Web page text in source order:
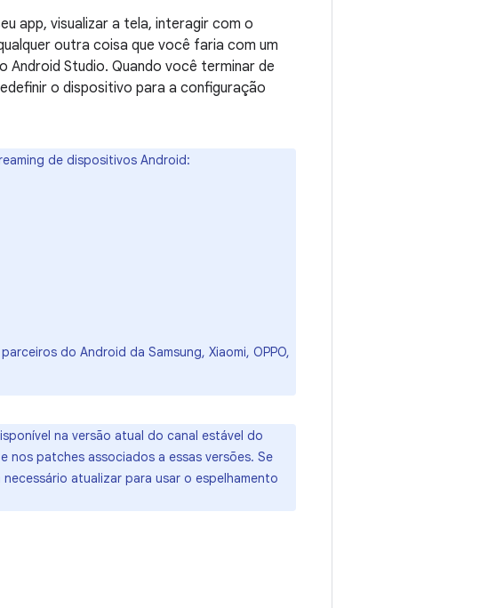
app, visualizar a tela, interagir com o
outra coisa que você faria com um
Android Studio. Quando você terminar de
o dispositivo para a configuração
de dispositivos Android:
do Android da Samsung, Xiaomi, OPPO,
na versão atual do canal estável do
nos patches associados a essas versões. Se
atualizar para usar o espelhamento